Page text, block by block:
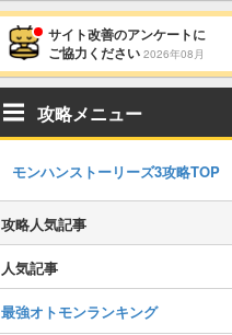
サイト改善のアンケートに
ご協力ください 2026年08月
攻略メニュー
モンハンストーリーズ3攻略TOP
攻略人気記事
人気記事
最強オトモンランキング